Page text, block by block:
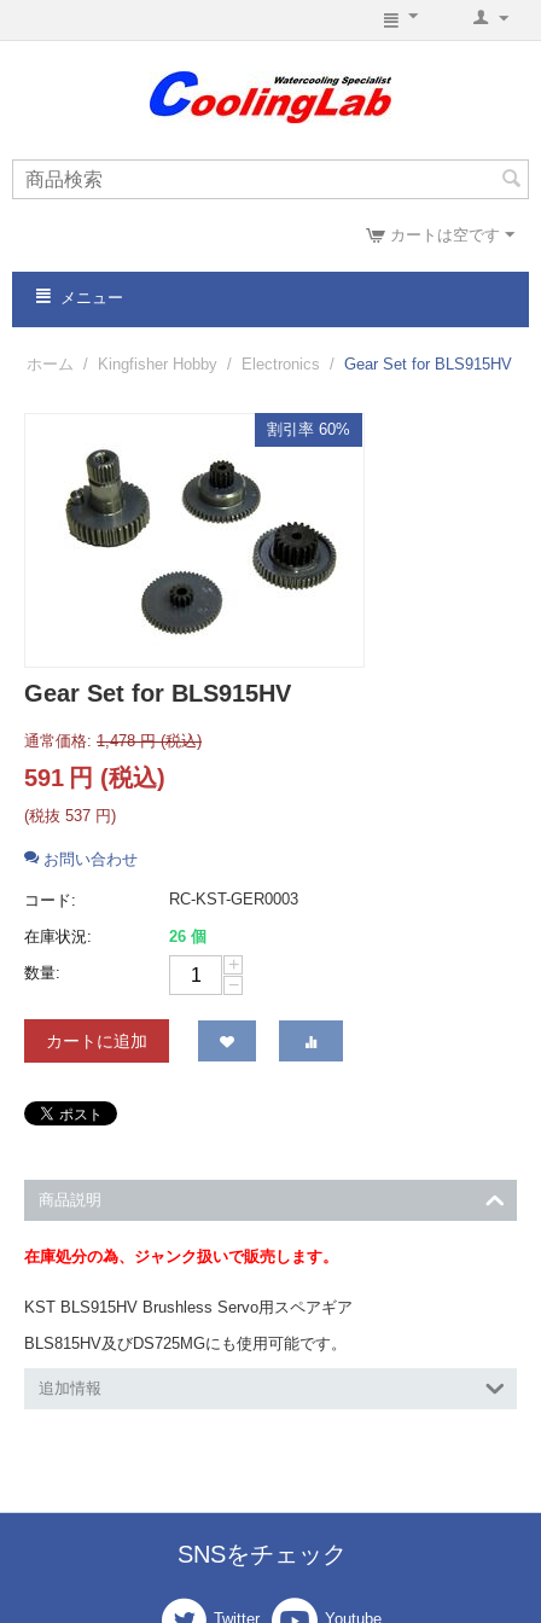
カートは空です
メニュー
ホーム / Kingfisher Hobby / Electronics / Gear Set for BLS915HV
割引率 60%
Gear Set for BLS915HV
通常価格: 1,478 円(税込)
591 円 (税込)
(税抜 537 円)
お問い合わせ
コード: RC-KST-GER0003
在庫状況:
26 個
数量:
+
−
カートに追加
商品説明
在庫処分の為、ジャンク扱いで販売します。
KST BLS915HV Brushless Servo用スペアギア
BLS815HV及びDS725MGにも使用可能です。
追加情報
SNSをチェック